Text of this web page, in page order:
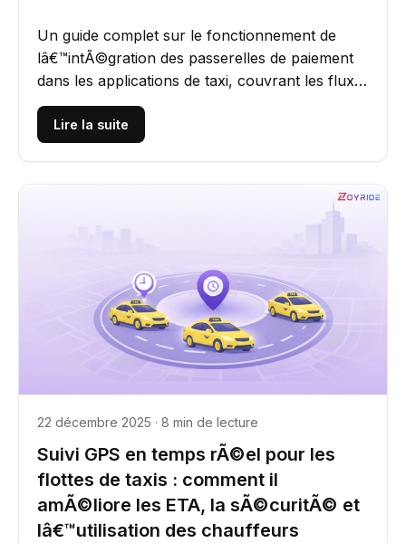
Un guide complet sur le fonctionnement de
lâ€™intÃ©gration des passerelles de paiement
dans les applications de taxi, couvrant les flux
de paiement, la...
Lire la suite
22 décembre 2025 · 8 min de lecture
Suivi GPS en temps rÃ©el pour les
flottes de taxis : comment il
amÃ©liore les ETA, la sÃ©curitÃ© et
lâ€™utilisation des chauffeurs